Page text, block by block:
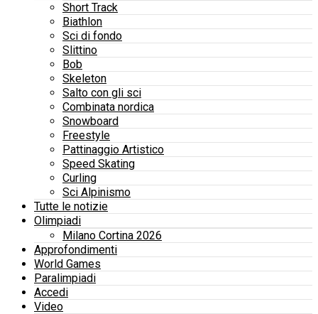
Short Track
Biathlon
Sci di fondo
Slittino
Bob
Skeleton
Salto con gli sci
Combinata nordica
Snowboard
Freestyle
Pattinaggio Artistico
Speed Skating
Curling
Sci Alpinismo
Tutte le notizie
Olimpiadi
Milano Cortina 2026
Approfondimenti
World Games
Paralimpiadi
Accedi
Video